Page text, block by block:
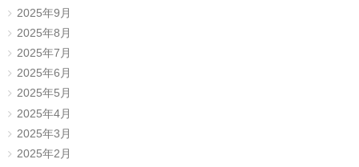
2025年9月
2025年8月
2025年7月
2025年6月
2025年5月
2025年4月
2025年3月
2025年2月